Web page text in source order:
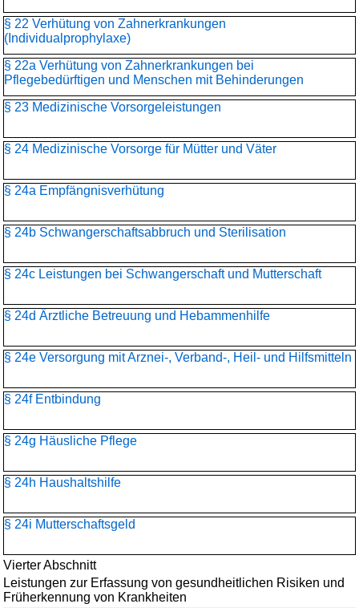
§ 22 Verhütung von Zahnerkrankungen
(Individualprophylaxe)
§ 22a Verhütung von Zahnerkrankungen bei
Pflegebedürftigen und Menschen mit Behinderungen
§ 23 Medizinische Vorsorgeleistungen
§ 24 Medizinische Vorsorge für Mütter und Väter
§ 24a Empfängnisverhütung
§ 24b Schwangerschaftsabbruch und Sterilisation
§ 24c Leistungen bei Schwangerschaft und Mutterschaft
§ 24d Ärztliche Betreuung und Hebammenhilfe
§ 24e Versorgung mit Arznei-, Verband-, Heil- und Hilfsmitteln
§ 24f Entbindung
§ 24g Häusliche Pflege
§ 24h Haushaltshilfe
§ 24i Mutterschaftsgeld
Vierter Abschnitt
Leistungen zur Erfassung von gesundheitlichen Risiken und
Früherkennung von Krankheiten